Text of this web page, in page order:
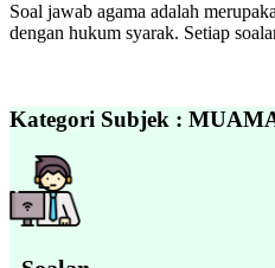
Soal jawab agama adalah
dengan hukum syarak. Setiap
Kategori Subjek :